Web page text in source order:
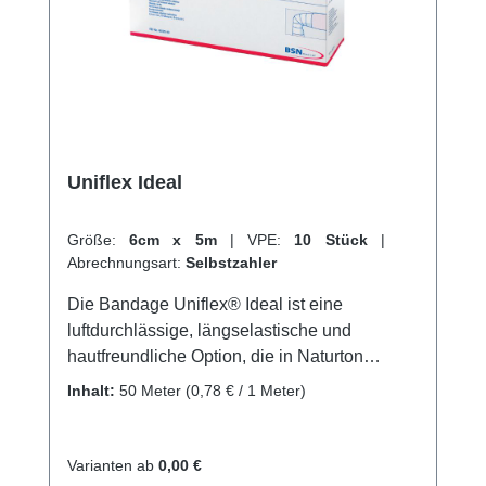
unserem schnellen Versand und unserem
hervorragenden Kundenservice.
Uniflex Ideal
Größe: 6cm x 5m | VPE: 10 Stück |
Abrechnungsart: Selbstzahler
Die Bandage Uniflex® Ideal ist eine
luftdurchlässige, längselastische und
hautfreundliche Option, die in Naturton
erhältlich ist. Sie besteht aus einer
Stütz- und Entlastungsverbände bei
Inhalt: 50 Meter (0,78 € / 1 Meter)
Varianten ab 0,00 €